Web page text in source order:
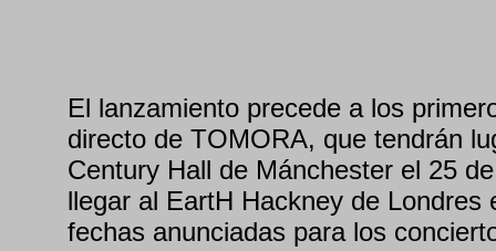
El lanzamiento precede a los
directo de TOMORA, que tendrán
Century Hall de Mánchester el 25
llegar al EartH Hackney de Londres
fechas anunciadas para los